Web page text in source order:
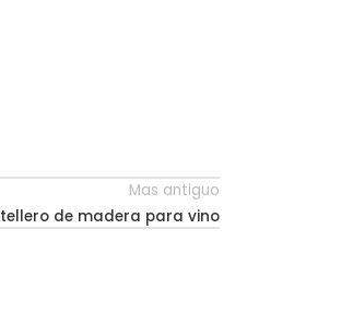
Mas antiguo
de madera para vino